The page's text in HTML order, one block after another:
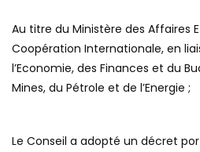
Au titre du Ministère des Affaires
Coopération Internationale, en
l’Economie, des Finances et du
Mines, du Pétrole et de l’Energie ;
Le Conseil a adopté un décret